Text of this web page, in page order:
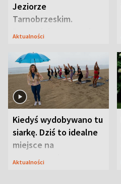
Jeziorze
Tarnobrzeskim.
Przyrodnicy zwracają
Aktualności
Kiedyś wydobywano tu
siarkę. Dziś to idealne
miejsce na
wypoczynek
Aktualności